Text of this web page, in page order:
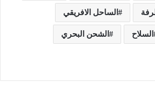
الساحل الافريقي
السلاح الشحن البحري